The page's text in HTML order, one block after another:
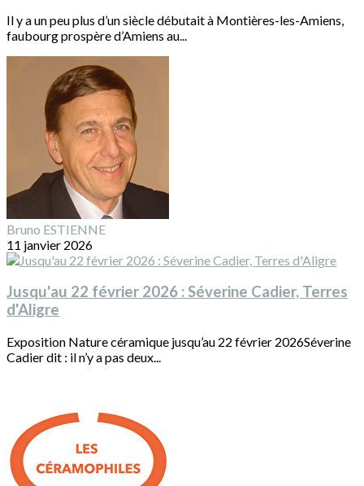
Il y a un peu plus d’un siècle débutait à Montières-les-Amiens,
faubourg prospère d’Amiens au...
Bruno ESTIENNE
11 janvier 2026
Jusqu'au 22 février 2026 : Séverine Cadier, Terres
d'Aligre
Exposition Nature céramique jusqu’au 22 février 2026Séverine
Cadier dit : il n’y a pas deux...